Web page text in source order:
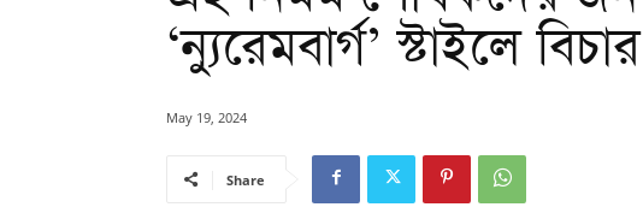
‘ন্যুরেমবার্গ’ স্টাইলে
May 19, 2024
Share